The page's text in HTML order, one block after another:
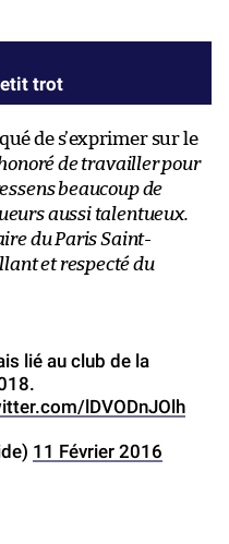
trot
de s’exprimer sur le
honoré de travailler pour
beaucoup de
aussi talentueux.
du Paris Saint-
et respecté du
lié au club de la
lDVODnJOlh
11 Février 2016